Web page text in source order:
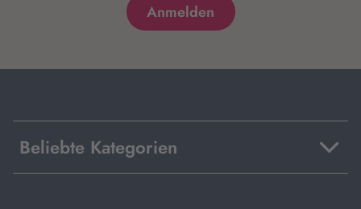
Beliebte Kategorien